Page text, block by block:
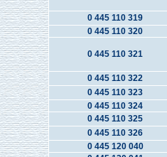
0 445 110 319
0 445 110 320
0 445 110 321
0 445 110 322
0 445 110 323
0 445 110 324
0 445 110 325
0 445 110 326
0 445 120 040